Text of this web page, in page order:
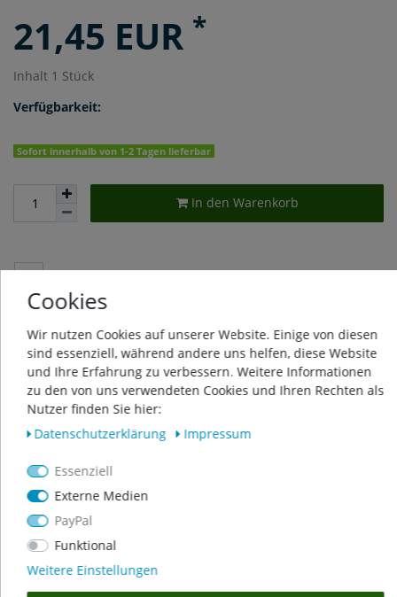
21,45 EUR *
Inhalt 1 Stück
Verfügbarkeit:
Sofort innerhalb von 1-2 Tagen lieferbar
In den Warenkorb
Beschreibung
Weitere Details
Produktsicherheit
PVC Rohr Ø 110 mm – 100 cm
Cookies
Wir nutzen Cookies auf unserer Website. Einige von diesen
sind essenziell, während andere uns helfen, diese Website
und Ihre Erfahrung zu verbessern. Weitere Informationen
zu den von uns verwendeten Cookies und Ihren Rechten als
Nutzer finden Sie hier:
Daten­schutz­erklärung
Impressum
Essenziell
Externe Medien
PayPal
Funktional
Weitere Einstellungen